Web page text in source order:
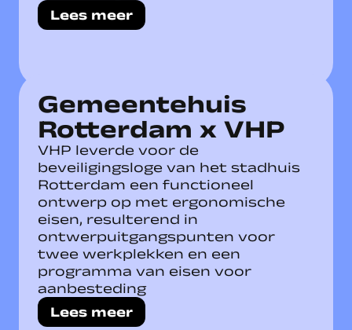
Lees meer
Gemeentehuis
Rotterdam x VHP
VHP leverde voor de
beveiligingsloge van het stadhuis
Rotterdam een functioneel
ontwerp op met ergonomische
eisen, resulterend in
ontwerpuitgangspunten voor
twee werkplekken en een
programma van eisen voor
aanbesteding
Lees meer